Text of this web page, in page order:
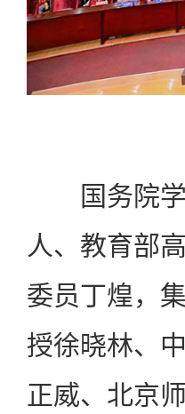
国务院学
人、教育部
委员丁煌，
授徐晓林、
正威、北京